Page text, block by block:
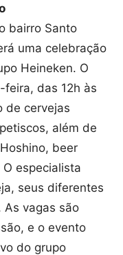
bairro Santo
uma celebração
Heineken. O
das 12h às
de cervejas
além de
beer
especialista
seus diferentes
As vagas são
e o evento
do grupo